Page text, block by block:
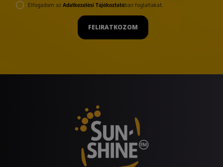
Elfogadom az Adatkezelési Tájékoztatóban foglaltakat.
FELIRATKOZOM